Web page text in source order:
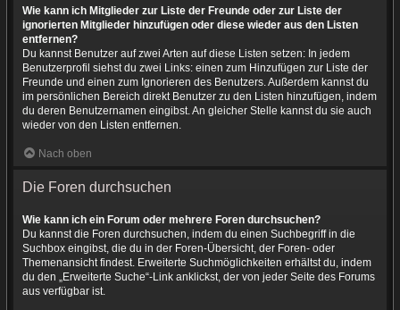
Wie kann ich Mitglieder zur Liste der Freunde oder zur Liste der
ignorierten Mitglieder hinzufügen oder diese wieder aus den Listen
entfernen?
Du kannst Benutzer auf zwei Arten auf diese Listen setzen: In jedem
Benutzerprofil siehst du zwei Links: einen zum Hinzufügen zur Liste der
Freunde und einen zum Ignorieren des Benutzers. Außerdem kannst du
im persönlichen Bereich direkt Benutzer zu den Listen hinzufügen, indem
du deren Benutzernamen eingibst. An gleicher Stelle kannst du sie auch
wieder von den Listen entfernen.
Nach oben
Die Foren durchsuchen
Wie kann ich ein Forum oder mehrere Foren durchsuchen?
Du kannst die Foren durchsuchen, indem du einen Suchbegriff in die
Suchbox eingibst, die du in der Foren-Übersicht, der Foren- oder
Themenansicht findest. Erweiterte Suchmöglichkeiten erhältst du, indem
du den „Erweiterte Suche“-Link anklickst, der von jeder Seite des Forums
aus verfügbar ist.